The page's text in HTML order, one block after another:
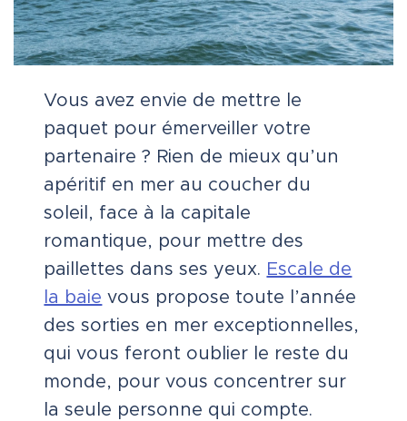
Vous avez envie de mettre le
paquet pour émerveiller votre
partenaire ? Rien de mieux qu’un
apéritif en mer au coucher du
soleil, face à la capitale
romantique, pour mettre des
paillettes dans ses yeux. Escale de
la baie vous propose toute l’année
des sorties en mer exceptionnelles,
qui vous feront oublier le reste du
monde, pour vous concentrer sur
la seule personne qui compte.